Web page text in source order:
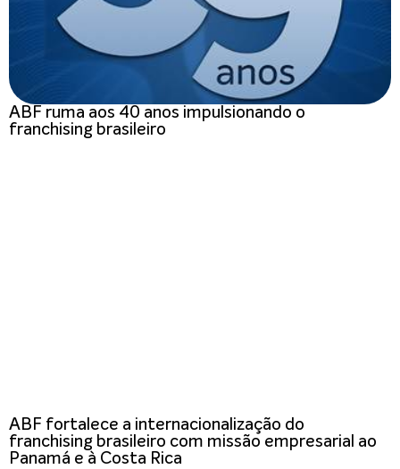
ABF ruma aos 40 anos impulsionando o
franchising brasileiro
ABF fortalece a internacionalização do
franchising brasileiro com missão empresarial ao
Panamá e à Costa Rica